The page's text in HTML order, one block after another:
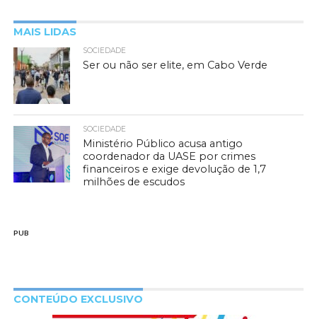
MAIS LIDAS
SOCIEDADE
Ser ou não ser elite, em Cabo Verde
SOCIEDADE
Ministério Público acusa antigo
coordenador da UASE por crimes
financeiros e exige devolução de 1,7
milhões de escudos
PUB
CONTEÚDO EXCLUSIVO